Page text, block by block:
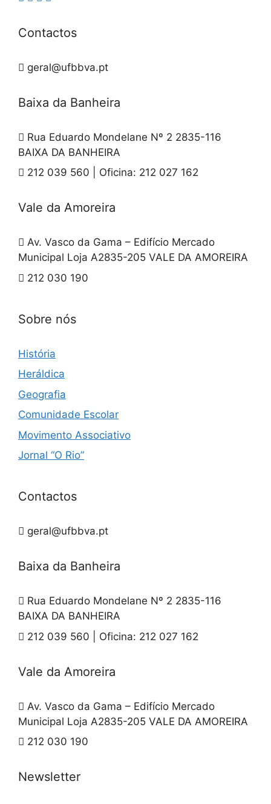
Contactos
geral@ufbbva.pt
Baixa da Banheira
Rua Eduardo Mondelane Nº 2 2835-116
BAIXA DA BANHEIRA
212 039 560 | Oficina: 212 027 162
Vale da Amoreira
Av. Vasco da Gama – Edifício Mercado
Municipal Loja A2835-205 VALE DA AMOREIRA
212 030 190
Sobre nós
História
Heráldica
Geografia
Comunidade Escolar
Movimento Associativo
Jornal “O Rio”
Contactos
geral@ufbbva.pt
Baixa da Banheira
Rua Eduardo Mondelane Nº 2 2835-116
BAIXA DA BANHEIRA
212 039 560 | Oficina: 212 027 162
Vale da Amoreira
Av. Vasco da Gama – Edifício Mercado
Municipal Loja A2835-205 VALE DA AMOREIRA
212 030 190
Newsletter